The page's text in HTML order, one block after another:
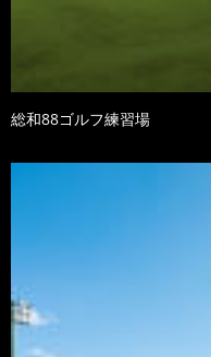
総和88ゴルフ練習場